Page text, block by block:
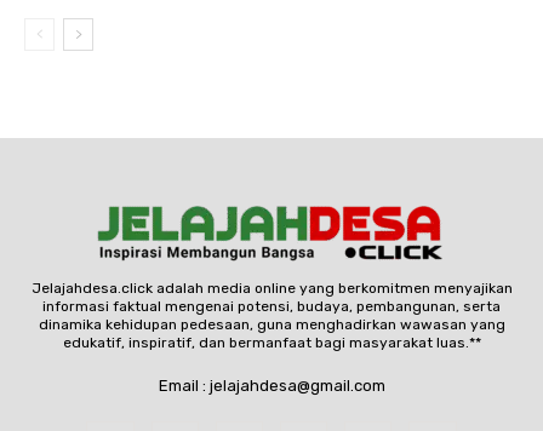
Jelajahdesa.click adalah media online yang berkomitmen menyajikan
informasi faktual mengenai potensi, budaya, pembangunan, serta
dinamika kehidupan pedesaan, guna menghadirkan wawasan yang
edukatif, inspiratif, dan bermanfaat bagi masyarakat luas.**
Email : jelajahdesa@gmail.com